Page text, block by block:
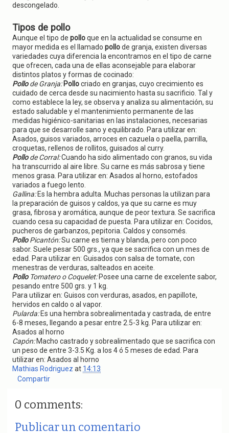
descongelado.
Tipos de pollo
Aunque el tipo de polloque en la actualidad se consume en
mayor medida es el llamado pollode granja, existen diversas
variedades cuya diferencia la encontramos en el tipo de carne
que ofrecen, cada una de ellas aconsejable para elaborar
distintos platos y formas de cocinado:
Pollode Granja: Pollocriado en granjas, cuyo crecimiento es
cuidado de cerca desde su nacimiento hasta su sacrificio. Tal y
como establece la ley, se observa y analiza su alimentación, su
estado saludable y el mantenimiento permanente de las
medidas higiénico-sanitarias en las instalaciones, necesarias
para que se desarrolle sano y equilibrado. Para utilizar en:
Asados, guisos variados, arroces en cazuela o paella, parrilla,
croquetas, rellenos de rollitos, guisados al curry.
Pollode Corral:Cuando ha sido alimentado con granos, su vida
ha transcurrido al aire libre. Su carne es más sabrosa y tiene
menos grasa. Para utilizar en: Asados al horno, estofados
variados a fuego lento.
Gallina:Es la hembra adulta. Muchas personas la utilizan para
la preparación de guisos y caldos, ya que su carne es muy
grasa, fibrosa y aromática, aunque de peor textura. Se sacrifica
cuando cesa su capacidad de puesta. Para utilizar en: Cocidos,
pucheros de garbanzos, pepitoria. Caldos y consomés.
PolloPicantón:Su carne es tierna y blanda, pero con poco
sabor. Suele pesar 500 grs., ya que se sacrifica con un mes de
edad. Para utilizar en: Guisados con salsa de tomate, con
menestras de verduras, salteados en aceite.
PolloTomatero o Coquelet:Posee una carne de excelente sabor,
pesando entre 500 grs. y 1 kg.
Para utilizar en: Guisos con verduras, asados, en papillote,
hervidos en caldo o al vapor.
Pularda:Es una hembra sobrealimentada y castrada, de entre
6-8 meses, llegando a pesar entre 2.5-3 kg. Para utilizar en:
Asados al horno
Capón:Macho castrado y sobrealimentado que se sacrifica con
un peso de entre 3-3.5 Kg. a los 4 ó 5 meses de edad. Para
utilizar en: Asados al horno
Mathias Rodriguez at 14:13
Compartir
0 comments:
Publicar un comentario